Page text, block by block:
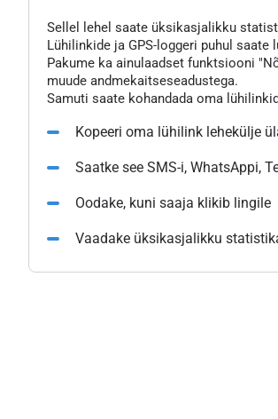
Sellel lehel saate üksikasjalikku
Lühilinkide ja GPS-loggeri puhul
Pakume ka ainulaadset funktsiooni
muude andmekaitseseadustega.
Samuti saate kohandada oma
Kopeeri oma lühilink lehekülje
Saatke see SMS-i, WhatsAppi,
Oodake, kuni saaja klikib lingile
Vaadake üksikasjalikku